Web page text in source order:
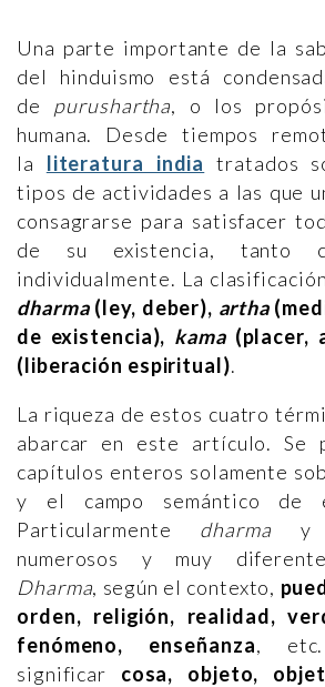
Una parte importante de la
del hinduismo está
de purushartha, o los
humana. Desde tiempos
la literatura india tratados
tipos de actividades a las que
consagrarse para satisfacer
de su existencia, tanto
individualmente. La
dharma(ley, deber), artha
de existencia), kama(placer,
(liberación espiritual).
La riqueza de estos cuatro
abarcar en este artículo. Se
capítulos enteros solamente
y el campo semántico de
Particularmente dharma
numerosos y muy
Dharma, según el contexto,
orden, religión, realidad,
fenómeno, enseñanza,
significar cosa, objeto,